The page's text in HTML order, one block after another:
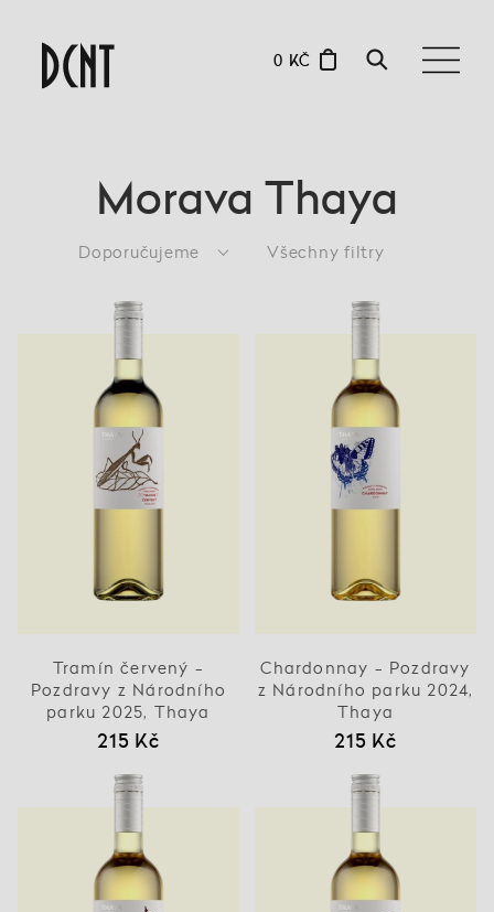
0 KČ
Morava Thaya
Doporučujeme Všechny filtry
Tramín červený -
Pozdravy z Národního
parku 2025, Thaya
215 Kč
Chardonnay - Pozdravy
z Národního parku 2024,
Thaya
215 Kč